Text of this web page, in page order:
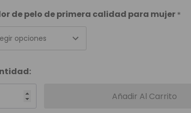
de pelo de primera calidad para mujer*
opciones